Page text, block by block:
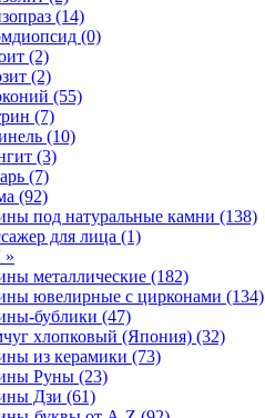
(14)
(0)
(2)
(2)
(55)
(7)
(10)
(3)
(7)
(92)
под натуральные камни (138)
для лица (1)
металлические (182)
ювелирные с цирконами (134)
бублики (47)
хлопковый (Япония) (32)
из керамики (73)
Руны (23)
Дзи (61)